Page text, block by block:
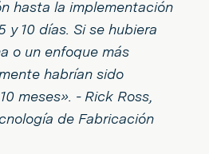
hasta la implementación
y 10 días. Si se hubiera
o un enfoque más
habrían sido
meses». - Rick Ross,
de Fabricación